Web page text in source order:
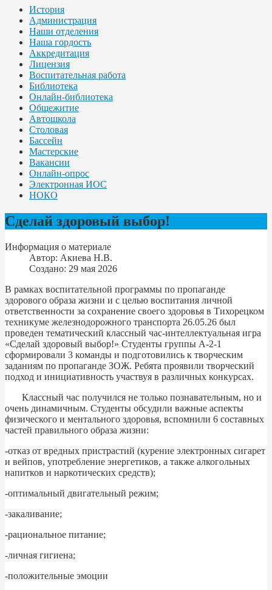
История
Администрация
Наши отделения
Наша гордость
Аккредитация
Лицензия
Воспитательная работа
Библиотека
Онлайн-библиотека
Общежитие
Автошкола
Столовая
Бассейн
Мастерские
Вакансии
Онлайн-опрос
Электронная ИОС
НОКО
Сделай здоровый выбор!
Информация о материале
Автор: Акиева Н.В.
Создано: 29 мая 2026
В рамках воспитательной программы по пропаганде
здорового образа жизни и с целью воспитания личной
ответственности за сохранение своего здоровья в Тихорецком
техникуме железнодорожного транспорта 26.05.26 был
проведен тематический классный час-интеллектуальная игра
«Сделай здоровый выбор!» Студенты группы А-2-1
сформировали 3 команды и подготовились к творческим
заданиям по пропаганде ЗОЖ. Ребята проявили творческий
подход и инициативность участвуя в различных конкурсах.
Классный час получился не только познавательным, но и
очень динамичным. Студенты обсудили важные аспекты
физического и ментального здоровья, вспомнили 6 составных
частей правильного образа жизни:
-отказ от вредных пристрастий (курение электронных сигарет
и вейпов, употребление энергетиков, а также алкогольных
напитков и наркотических средств);
-оптимальный двигательный режим;
-закаливание;
-рациональное питание;
-личная гигиена;
-положительные эмоции